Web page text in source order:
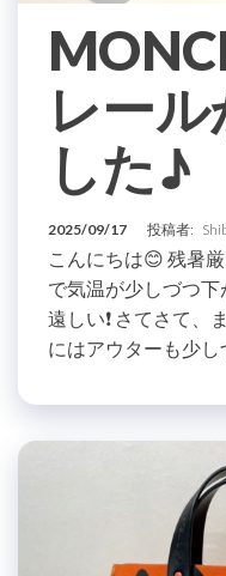
レール
した♪
2025/09/17 投稿者:
こんにちは😊 残暑
で気温が少しづつ
遠しい❗️ さてさて、
にはアウターも少